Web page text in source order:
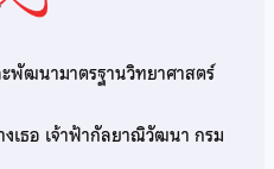
พัฒนามาตรฐานวิทยาศาสตร์
เธอ เจ้าฟ้ากัลยาณิวัฒนา กรม